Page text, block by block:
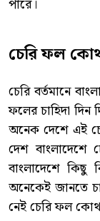
পারে।
চেরি ফল
চেরি বর্তমানে
ফলের চাহিদা দিন
অনেক দেশে এই
দেশ বাংলাদেশে
বাংলাদেশে
অনেকেই জানতে
নেই চেরি ফল